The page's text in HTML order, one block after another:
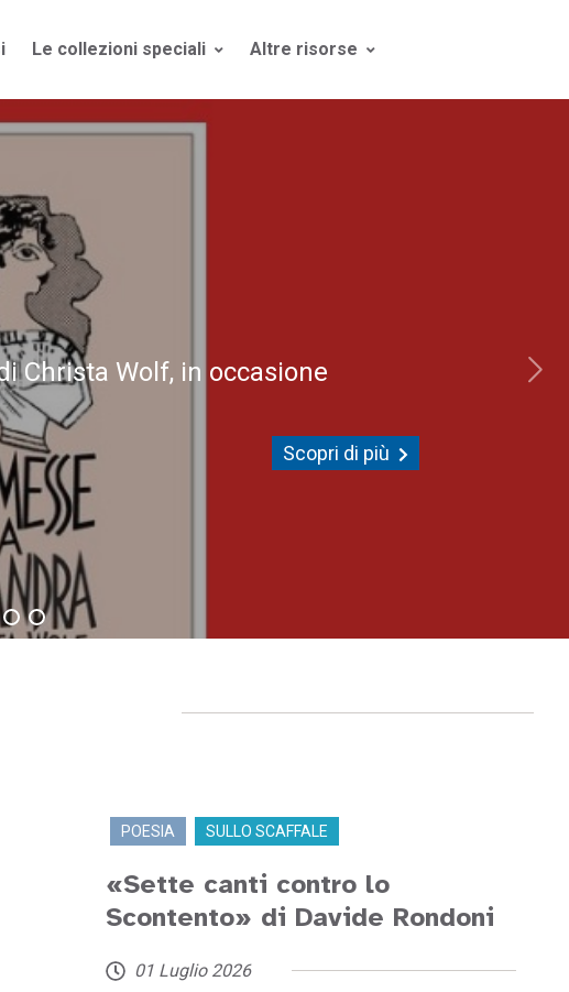
Le collezioni speciali Altre risorse
Christa Wolf, in occasione
Scopri di più
POESIA SULLO SCAFFALE
«Sette canti contro lo
Scontento» di Davide Rondoni
01 Luglio 2026